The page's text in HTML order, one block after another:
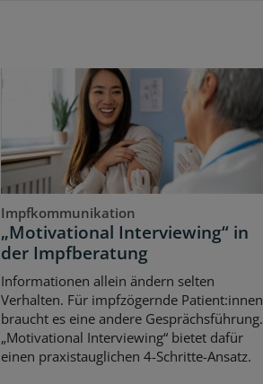
Impfkommunikation
„Motivational Interviewing“ in
der Impfberatung
Informationen allein ändern selten
Verhalten. Für impfzögernde Patient:innen
braucht es eine andere Gesprächsführung.
„Motivational Interviewing“ bietet dafür
einen praxistauglichen 4-Schritte-Ansatz.